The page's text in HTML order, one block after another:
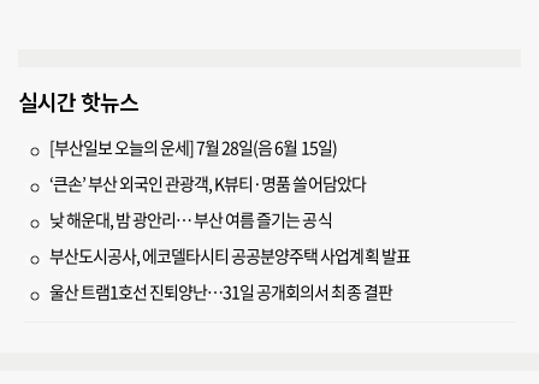
실시간 핫뉴스
[부산일보 오늘의 운세] 7월 28일(음 6월 15일)
‘큰손’ 부산 외국인 관광객, K뷰티·명품 쓸어담았다
낮 해운대, 밤 광안리… 부산 여름 즐기는 공식
부산도시공사, 에코델타시티 공공분양주택 사업계획 발표
울산 트램1호선 진퇴양난…31일 공개회의서 최종 결판